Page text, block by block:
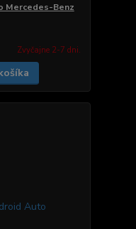
Mercedes-Benz
Zvyčajne 2-7 dni.